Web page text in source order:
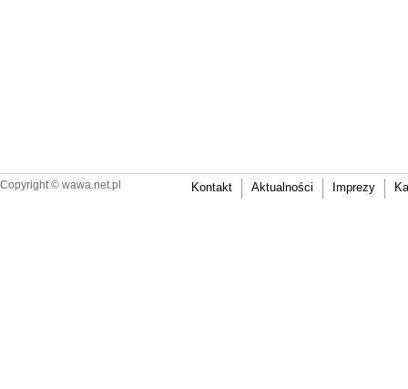
Copyright © wawa.net.pl Kontakt Aktualności Imprezy